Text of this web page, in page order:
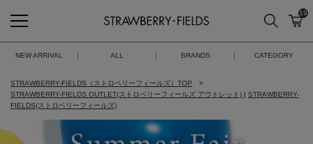
STRAWBERRY-FIELDS
検索 カ
19
NEW ARRIVAL ALL BRANDS CATEGORY
STRAWBERRY-FIELDS（ストロベリーフィールズ）TOP
STRAWBERRY-FIELDS OUTLET(ストロベリーフィールズ アウトレット) | STRAWBERRY-
FIELDS(ストロベリーフィールズ)